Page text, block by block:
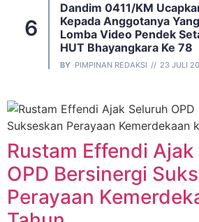
Dandim 0411/KM
Kepada Anggotanya
Lomba Video Pendek
HUT Bhayangkara Ke 78
BY PIMPINAN REDAKSI 23 JULI
Rustam Effendi
OPD Bersinergi
Perayaan